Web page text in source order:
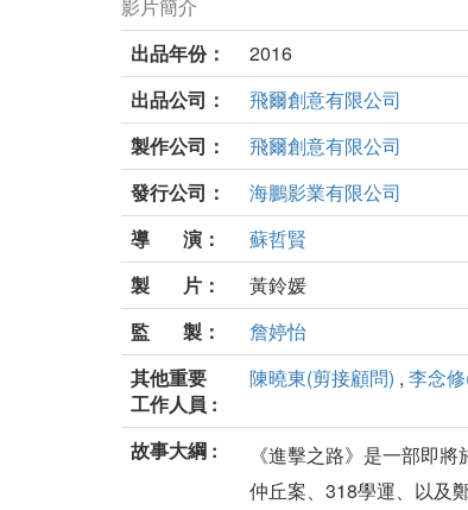
影片簡介
出品年份：
2016
出品公司：
飛爾創意有限公司
製作公司：
飛爾創意有限公司
發行公司：
海鵬影業有限公司
導 演：
蘇哲賢
製 片：
黃鈴媛
監 製：
詹婷怡
其他重要
工作人員 :
陳曉東(剪接顧問) , 李念
故事大綱 :
《進擊之路》是一部即
仲丘案、318學運、以及